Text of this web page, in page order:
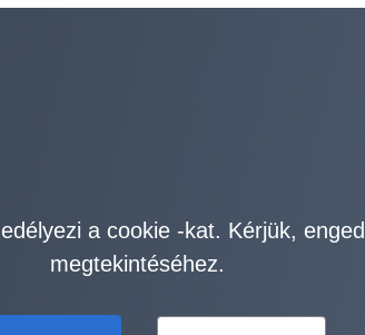
a cookie -kat. Kérjük,
megtekintéséhez.